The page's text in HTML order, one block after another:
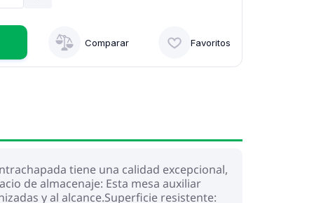
Favoritos
Comparar
tiene una calidad excepcional,
de almacenaje: Esta mesa auxiliar
y al alcance.Superficie resistente: